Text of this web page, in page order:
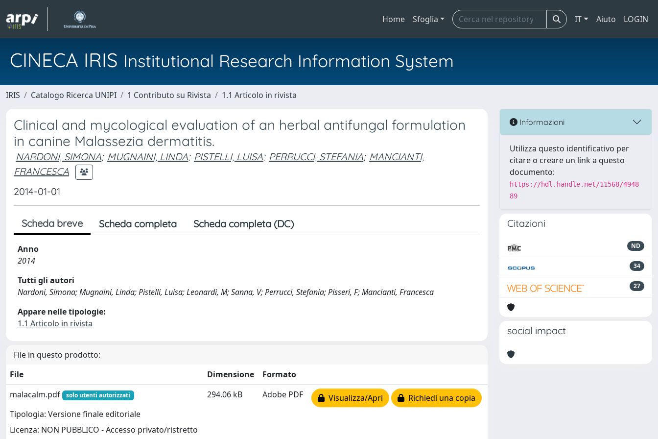
Home Sfoglia IT Aiuto LOGIN
CINECA IRIS Institutional Research Information System
IRIS Catalogo Ricerca UNIPI 1 Contributo su Rivista 1.1 Articolo in rivista
Clinical and mycological evaluation of an herbal antifungal formulation
in canine Malassezia dermatitis.
NARDONI, SIMONA; MUGNAINI, LINDA; PISTELLI, LUISA; PERRUCCI, STEFANIA; MANCIANTI,
FRANCESCA
2014-01-01
Scheda breve Scheda completa Scheda completa (DC)
Anno
2014
Tutti gli autori
Nardoni, Simona; Mugnaini, Linda; Pistelli, Luisa; Leonardi, M; Sanna, V; Perrucci, Stefania; Pisseri, F; Mancianti, Francesca
Appare nelle tipologie:
1.1 Articolo in rivista
File in questo prodotto:
File
Dimensione
Formato
malacalm.pdf
solo utenti autorizzati
Tipologia: Versione finale editoriale
Licenza: NON PUBBLICO - Accesso privato/ristretto
294.06 kB Adobe PDF Visualizza/Apri Richiedi una copia
Informazioni
Utilizza questo identificativo per
citare o creare un link a questo
documento:
https://hdl.handle.net/11568/4948
89
Citazioni
ND
34
27
social impact